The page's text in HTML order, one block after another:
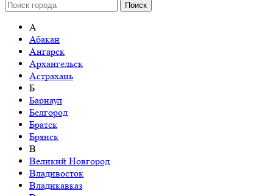
Поиск
А
Абакан
Ангарск
Архангельск
Астрахань
Б
Барнаул
Белгород
Братск
Брянск
В
Великий Новгород
Владивосток
Владикавказ